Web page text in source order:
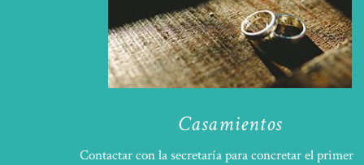
Casamientos
Contactar con la secretaría para concretar el primer